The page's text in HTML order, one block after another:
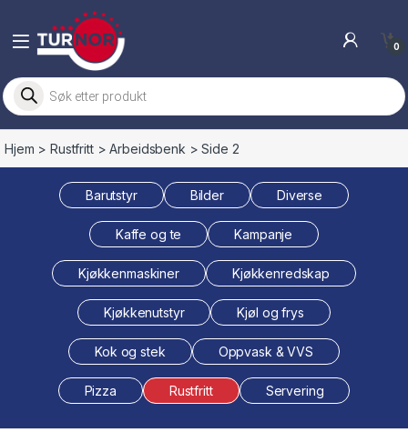
Skip to navigation
Skip to content
0
Products search
Hjem >Rustfritt>Arbeidsbenk > Side 2
Barutstyr Bilder Diverse
Kaffe og te Kampanje
Kjøkkenmaskiner Kjøkkenredskap
Kjøkkenutstyr Kjøl og frys
Kok og stek Oppvask & VVS
Pizza Rustfritt Servering